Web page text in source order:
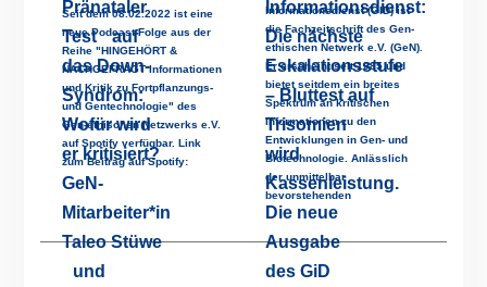
Seit dem 08.02.2022 ist eine
neue Podcast-Folge aus der
Reihe "HINGEHÖRT &
NACHGEFRAGT Informationen
und Kritik zu Fortpflanzungs-
und Gentechnologie" des
Gen-ethischen Netzwerks e.V.
auf Spotify verfügbar. Link
zum Beitrag auf Spotify:
Informationsdienst (GID) ist
die Fachzeitschrift des Gen-
ethischen Netwerk e.V. (GeN).
Er erscheint seit 1985 und
bietet seitdem ein breites
Spektrum an kritischen
Informationen zu den
Entwicklungen in Gen- und
Biotechnologie. Anlässlich
der unmittelbar
bevorstehenden